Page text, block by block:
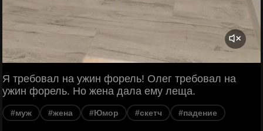
Я требовал на ужин форель! Олег требовал на
ужин форель. Но жена дала ему леща.
#муж #жена #Юмор #скетч #падение